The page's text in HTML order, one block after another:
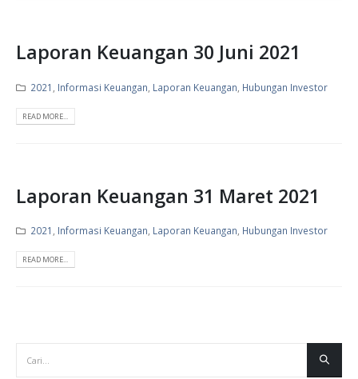
Laporan Keuangan 30 Juni 2021
2021 Informasi Keuangan Laporan Keuangan Hubungan Investor
READ MORE...
Laporan Keuangan 31 Maret 2021
2021 Informasi Keuangan Laporan Keuangan Hubungan Investor
READ MORE...